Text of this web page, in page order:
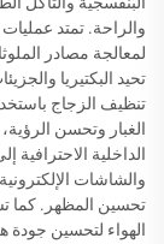
والراحة. تمتد
لمعالجة مصادر
تحيد البكتيريا
تنظيف الزجاج
الغبار وتحسن
الداخلية
والشاشات
تحسين المظهر. كما
الهواء لتحسين جودة